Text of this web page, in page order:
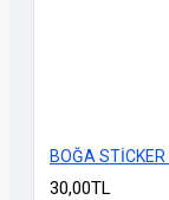
30,00TL